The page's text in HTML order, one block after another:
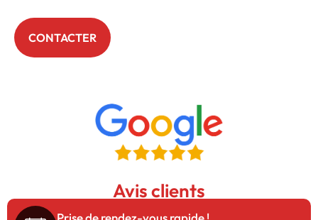
CONTACTER
Avis clients
5/5